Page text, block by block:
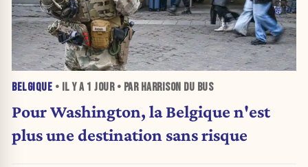
BELGIQUE • IL Y A 1 JOUR• PAR HARRISON DU BUS
Pour Washington, la Belgique n'est
plus une destination sans risque